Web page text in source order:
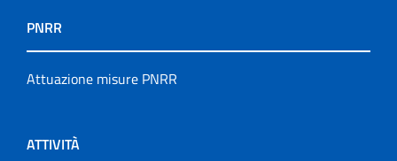
PNRR
Attuazione misure PNRR
ATTIVITÀ